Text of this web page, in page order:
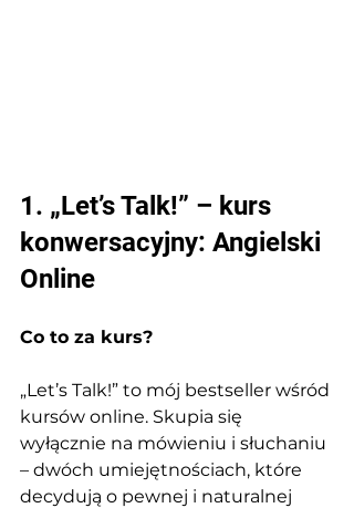
1. „Let’s Talk!” – kurs
konwersacyjny: Angielski
Online
Co to za kurs?
„Let’s Talk!” to mój bestseller wśród
kursów online. Skupia się
wyłącznie na mówieniu i słuchaniu
– dwóch umiejętnościach, które
decydują o pewnej i naturalnej